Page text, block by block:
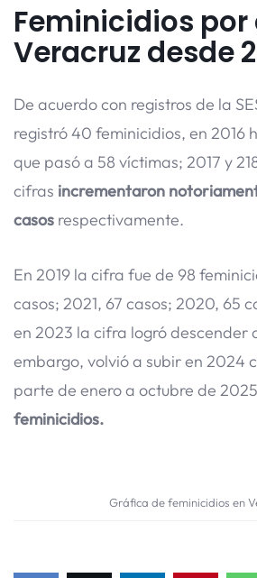
Feminicidios por
Veracruz desde
De acuerdo con registros de la
registró 40 feminicidios, en 2016
que pasó a 58 víctimas; 2017 y
cifras incrementaron
casos respectivamente.
En 2019 la cifra fue de 98
casos; 2021, 67 casos; 2020, 65
en 2023 la cifra logró descender
embargo, volvió a subir en 2024
parte de enero a octubre de 2025
feminicidios.
Gráfica de feminicidios en